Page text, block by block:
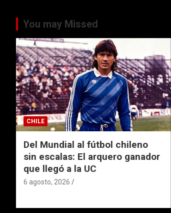
You may Missed
CHILE
Del Mundial al fútbol chileno
sin escalas: El arquero ganador
que llegó a la UC
6 agosto, 2026